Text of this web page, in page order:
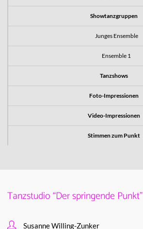
Showtanzgruppen
Junges Ensemble
Ensemble 1
Tanzshows
Foto-Impressionen
Video-Impressionen
Stimmen zum Punkt
Tanzstudio “Der springende Punkt”
Susanne Willing-Zunker